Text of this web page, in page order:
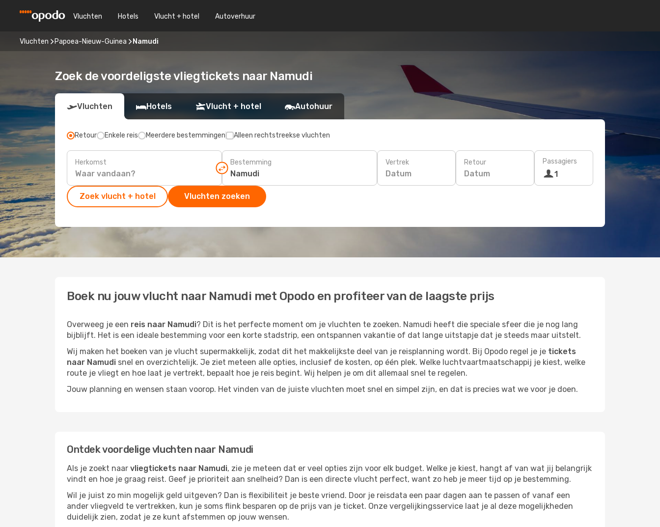
Vluchten Hotels Vlucht + hotel Autoverhuur
Vluchten Papoea-Nieuw-Guinea Namudi
Zoek de voordeligste vliegtickets naar Namudi
Vluchten Hotels Vlucht + hotel Autohuur
Retour Enkele reis Meerdere bestemmingen Alleen rechtstreekse vluchten
Herkomst Bestemming Vertrek
Datum
Retour
Datum
Passagiers
1
Zoek vlucht + hotel Vluchten zoeken
Boek nu jouw vlucht naar Namudi met Opodo en profiteer van de laagste prijs
Overweeg je een reis naar Namudi? Dit is het perfecte moment om je vluchten te zoeken. Namudi heeft die speciale sfeer die je nog lang
bijblijft. Het is een ideale bestemming voor een korte stadstrip, een ontspannen vakantie of dat lange uitstapje dat je steeds maar uitstelt.
Wij maken het boeken van je vlucht supermakkelijk, zodat dit het makkelijkste deel van je reisplanning wordt. Bij Opodo regel je je tickets
naar Namudi snel en overzichtelijk. Je ziet meteen alle opties, inclusief de kosten, op één plek. Welke luchtvaartmaatschappij je kiest, welke
route je vliegt en hoe laat je vertrekt, bepaalt hoe je reis begint. Wij helpen je om dit allemaal snel te regelen.
Jouw planning en wensen staan voorop. Het vinden van de juiste vluchten moet snel en simpel zijn, en dat is precies wat we voor je doen.
Ontdek voordelige vluchten naar Namudi
Als je zoekt naar vliegtickets naar Namudi, zie je meteen dat er veel opties zijn voor elk budget. Welke je kiest, hangt af van wat jij belangrijk
vindt en hoe je graag reist. Geef je prioriteit aan snelheid? Dan is een directe vlucht perfect, want zo heb je meer tijd op je bestemming.
Wil je juist zo min mogelijk geld uitgeven? Dan is flexibiliteit je beste vriend. Door je reisdata een paar dagen aan te passen of vanaf een
ander vliegveld te vertrekken, kun je soms flink besparen op de prijs van je ticket. Onze vergelijkingsservice laat je al deze mogelijkheden
duidelijk zien, zodat je ze kunt afstemmen op jouw wensen.